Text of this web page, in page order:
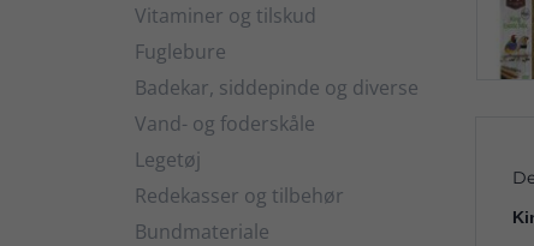
Vitaminer og tilskud
Fuglebure
Badekar, siddepinde og diverse
Vand- og foderskåle
Legetøj
Redekasser og tilbehør
Bundmateriale